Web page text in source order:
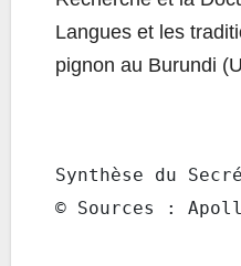
Langues et les
pignon au Burundi
Synthèse du
© Sources :